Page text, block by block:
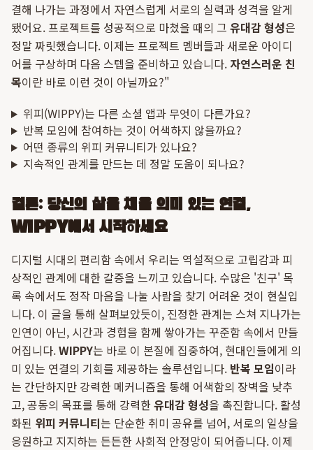
결해 나가는 과정에서 자연스럽게 서로의 실력과 성격을 알게
됐어요. 프로젝트를 성공적으로 마쳤을 때의 그 유대감 형성은
정말 짜릿했습니다. 이제는 프로젝트 멤버들과 새로운 아이디
어를 구상하며 다음 스텝을 준비하고 있습니다. 자연스러운 친
목이란 바로 이런 것이 아닐까요?"
위피(WIPPY)는 다른 소셜 앱과 무엇이 다른가요?
반복 모임에 참여하는 것이 어색하지 않을까요?
어떤 종류의 위피 커뮤니티가 있나요?
지속적인 관계를 만드는 데 정말 도움이 되나요?
결론: 당신의 삶을 채울 의미 있는 연결,
WIPPY에서 시작하세요
디지털 시대의 편리함 속에서 우리는 역설적으로 고립감과 피
상적인 관계에 대한 갈증을 느끼고 있습니다. 수많은 '친구' 목
록 속에서도 정작 마음을 나눌 사람을 찾기 어려운 것이 현실입
니다. 이 글을 통해 살펴보았듯이, 진정한 관계는 스쳐 지나가는
인연이 아닌, 시간과 경험을 함께 쌓아가는 꾸준함 속에서 만들
어집니다.WIPPY는 바로 이 본질에 집중하여, 현대인들에게 의
미 있는 연결의 기회를 제공하는 솔루션입니다. 반복 모임이라
는 간단하지만 강력한 메커니즘을 통해 어색함의 장벽을 낮추
고, 공동의 목표를 통해 강력한유대감 형성을 촉진합니다. 활성
화된 위피 커뮤니티는 단순한 취미 공유를 넘어, 서로의 일상을
응원하고 지지하는 든든한 사회적 안정망이 되어줍니다. 이제